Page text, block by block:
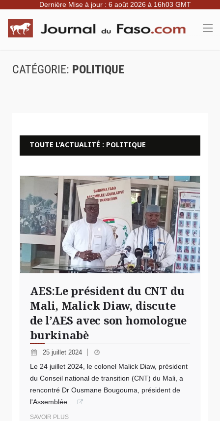
Dernière Mise à jour : 6 août 2026 à 16h03 GMT
CATÉGORIE: POLITIQUE
TOUTE L’ACTUALITÉ : POLITIQUE
AES:Le président du CNT du
Mali, Malick Diaw, discute
de l’AES avec son homologue
burkinabè
25 juillet 2024
Le 24 juillet 2024, le colonel Malick Diaw, président
du Conseil national de transition (CNT) du Mali, a
rencontré Dr Ousmane Bougouma, président de
l'Assemblée…
SAVOIR PLUS